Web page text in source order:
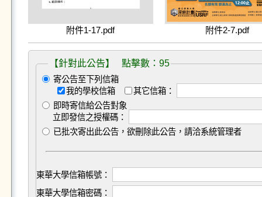
附件1-17.pdf 附件2-7.pdf
【針對此公告】 點擊數：95
寄公告至下列信箱
我的學校信箱
其它信箱：
即時寄信給公告對象
立即發信之授權碼：
已批次寄出此公告，欲刪除此公告，請洽系統管理者
東華大學信箱帳號：
東華大學信箱密碼：